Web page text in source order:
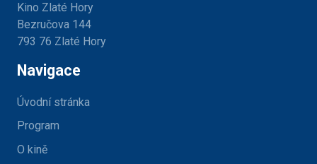
Kino Zlaté Hory
Bezručova 144
793 76 Zlaté Hory
Navigace
Úvodní stránka
Program
O kině